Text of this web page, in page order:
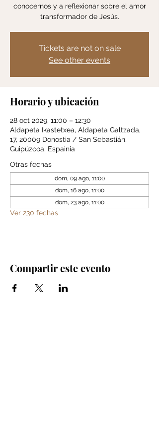
conocernos y a reflexionar sobre el amor
transformador de Jesús.
Tickets are not on sale
See other events
Horario y ubicación
28 oct 2029, 11:00 – 12:30
Aldapeta Ikastetxea, Aldapeta Galtzada,
17, 20009 Donostia / San Sebastián,
Guipúzcoa, Espainia
Otras fechas
dom, 09 ago, 11:00
dom, 16 ago, 11:00
dom, 23 ago, 11:00
Ver 230 fechas
Compartir este evento